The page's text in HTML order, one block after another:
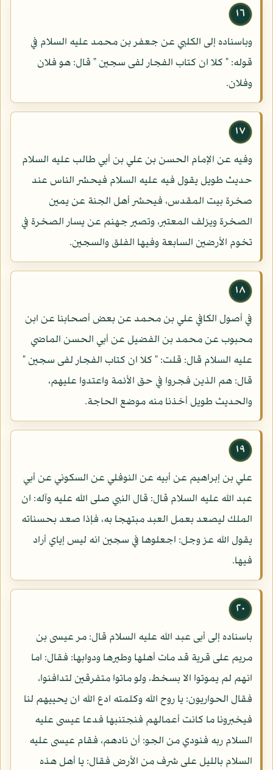
١٦
وباسناده إلى الكلبي عن جعفر بن محمد عليه السلام في
قوله: " كلا ان كتاب الفجار لفى سجين " قال: هو فلان
وفلان.
١٧
وفيه عن الإمام الحسن بن علي بن أبي طالب عليه السلام
حديث طويل يقول فيه عليه السلام فيحشر الناس عند
صخرة بيت المقدس، فيحشر أهل الجنة عن يمين
الصخرة ويزلف المعتبر، وتصير جهنم عن يسار الصخرة في
تخوم الأرضين السابعة وفيها الفلق والسجين.
١٨
في أصول الكافي علي بن محمد عن بعض أصحابنا عن ابن
محبوب عن محمد بن الفضيل عن أبي الحسن الماضي
عليه السلام قال: قلت: " كلا ان كتاب الفجار لفى سجين "
قال: هم الذين فجروا في حق الأئمة واعتدوا عليهم،
والحديث طويل أخذنا منه موضع الحاجة.
١٩
علي بن إبراهيم عن أبيه عن النوفلي عن السكوني عن أبي
عبد الله عليه السلام قال: قال النبي صلى الله عليه وآله: ان
الملك ليصعد بعمل العبد مبتهجا به، فإذا صعد بحسناته
يقول الله عز وجل: اجعلوها في سجين انه ليس إياي أراد
فيها.
٢٠
باسناده إلى أبى عبد الله عليه السلام قال: مر عيسى بن
مريم على قرية قد مات أهلها وطيرها ودوابها: فقال: اما
انهم لم يموتوا الا بسخط، ولو ماتوا متفرقين لتدافنوا،
فقال الحواريون: يا روح الله وكلمته ادع الله ان يحييهم لنا
فيخبرونا ما كانت أعمالهم فنجتنبها فدعا عيسى عليه
السلام ربه فنودي من الجو: أن نادهم، فقام عيسى عليه
السلام بالليل على شرف من الأرض فقال: يا أهل هذه